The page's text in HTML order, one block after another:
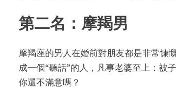
第二名：摩羯男
摩羯座的男人在婚前對朋友都是非常慷
成一個“聽話”的人，凡事老婆至上：被
你還不滿意嗎？